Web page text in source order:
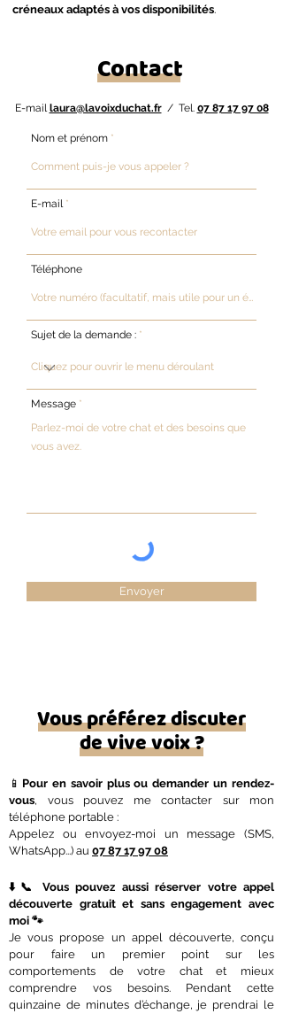
créneaux adaptés à vos disponibilités.
Contact
E-maillaura@lavoixduchat.fr/ Tel. 07 87 17 97 08
Nom et prénom
E-mail
Téléphone
Sujet de la demande :
Message
Envoyer
Vous préférez discuter
de vive voix ?
📱 Pour en savoir plus ou demander un rendez-
vous, vous pouvez me contacter sur mon
téléphone portable :
Appelez ou envoyez-moi un message (SMS,
WhatsApp...) au 07 87 17 97 08
⬇️📞 Vous pouvez aussi réserver votre appel
découverte gratuit et sans engagement avec
moi 🐾
Je vous propose un appel découverte, conçu
pour faire un premier point sur les
comportements de votre chat et mieux
comprendre vos besoins. Pendant cette
quinzaine de minutes d’échange, je prendrai le